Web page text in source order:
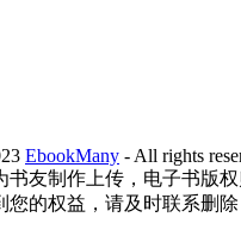
EbookMany - All rights
书友制作上传，电子书版
您的权益，请及时联系删